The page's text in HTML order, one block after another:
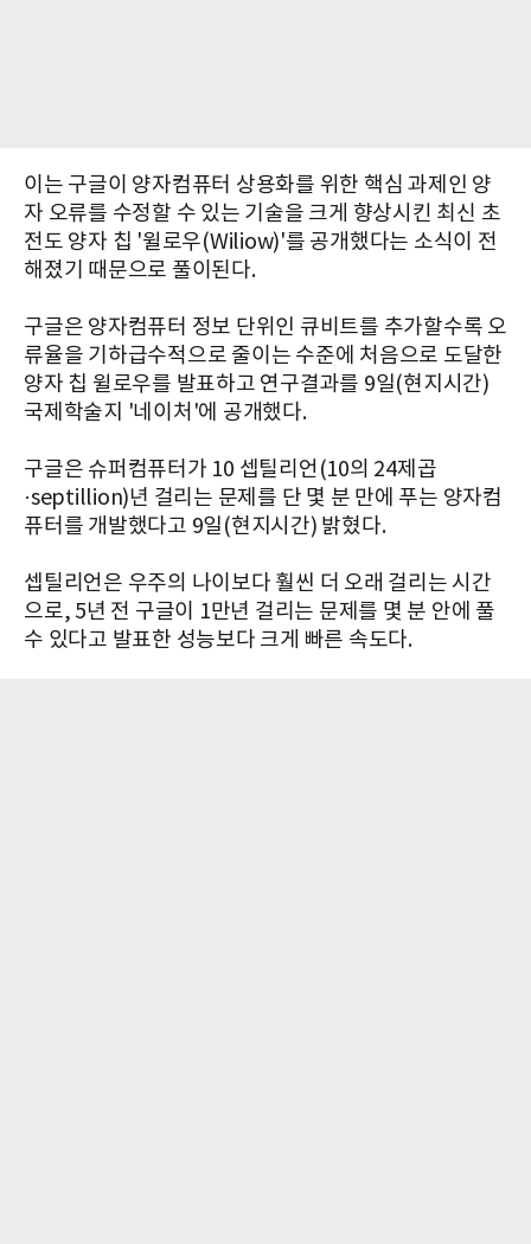
이는 구글이 양자컴퓨터 상용화를 위한 핵심 과제인 양
자 오류를 수정할 수 있는 기술을 크게 향상시킨 최신 초
전도 양자 칩 '윌로우(Wiliow)'를 공개했다는 소식이 전
해졌기 때문으로 풀이된다.
구글은 양자컴퓨터 정보 단위인 큐비트를 추가할수록 오
류율을 기하급수적으로 줄이는 수준에 처음으로 도달한
양자 칩 윌로우를 발표하고 연구결과를 9일(현지시간)
국제학술지 '네이처'에 공개했다.
구글은 슈퍼컴퓨터가 10 셉틸리언(10의 24제곱
·septillion)년 걸리는 문제를 단 몇 분 만에 푸는 양자컴
퓨터를 개발했다고 9일(현지시간) 밝혔다.
셉틸리언은 우주의 나이보다 훨씬 더 오래 걸리는 시간
으로, 5년 전 구글이 1만년 걸리는 문제를 몇 분 안에 풀
수 있다고 발표한 성능보다 크게 빠른 속도다.